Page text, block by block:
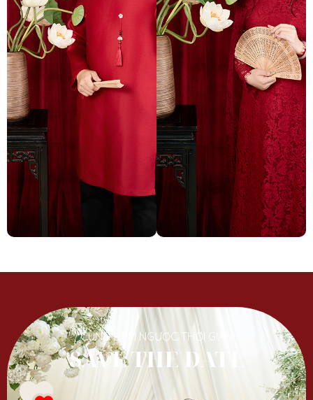
CÙNG ĐẾM NGƯỢC THỜI GIAN
SAVE THE DATE